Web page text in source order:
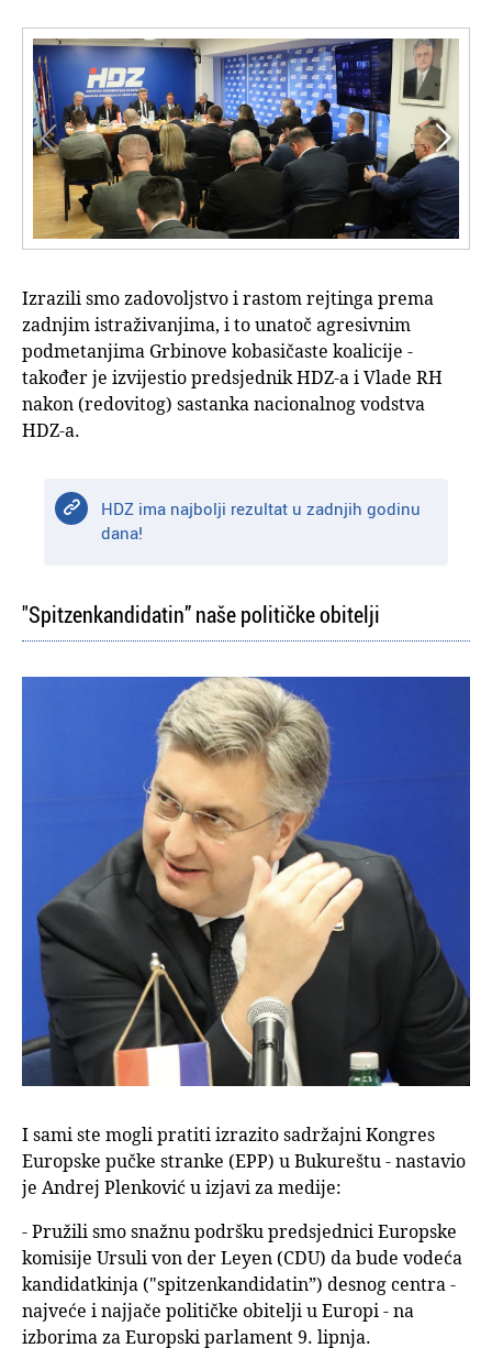


Izrazili smo zadovoljstvo i rastom rejtinga prema
zadnjim istraživanjima, i to unatoč agresivnim
podmetanjima Grbinove kobasičaste koalicije -
također je izvijestio predsjednik HDZ-a i Vlade RH
nakon (redovitog) sastanka nacionalnog vodstva
HDZ-a.
HDZ ima najbolji rezultat u zadnjih godinu
dana!
"Spitzenkandidatin” naše političke obitelji
I sami ste mogli pratiti izrazito sadržajni Kongres
Europske pučke stranke (EPP) u Bukureštu - nastavio
je Andrej Plenković u izjavi za medije:
- Pružili smo snažnu podršku predsjednici Europske
komisije Ursuli von der Leyen (CDU) da bude vodeća
kandidatkinja ("spitzenkandidatin”) desnog centra -
najveće i najjače političke obitelji u Europi - na
izborima za Europski parlament 9. lipnja.